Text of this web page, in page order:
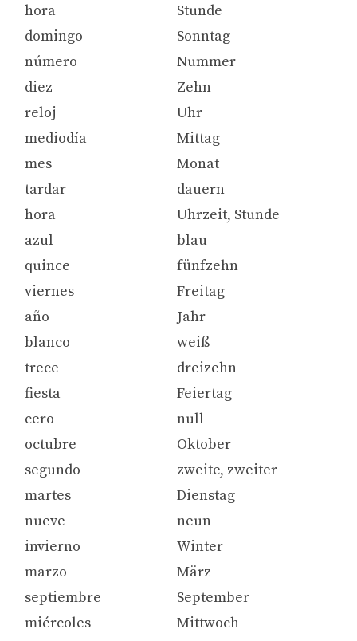
hora
Stunde
domingo
Sonntag
número
Nummer
diez
Zehn
reloj
Uhr
mediodía
Mittag
mes
Monat
tardar
dauern
hora
Uhrzeit, Stunde
azul
blau
quince
fünfzehn
viernes
Freitag
año
Jahr
blanco
weiß
trece
dreizehn
fiesta
Feiertag
cero
null
octubre
Oktober
segundo
zweite, zweiter
martes
Dienstag
nueve
neun
invierno
Winter
marzo
März
septiembre
September
miércoles
Mittwoch